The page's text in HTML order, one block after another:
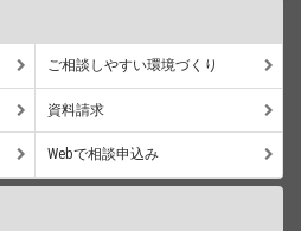
ご相談しやすい環境づくり
資料請求
Webで相談申込み